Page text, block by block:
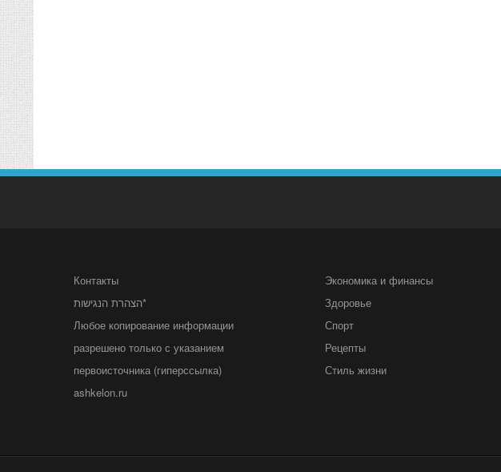
Контакты
הצהרת הנגישות*
Любое копирование информации
разрешено только с указанием
первоисточника (гиперссылка)
ashkelon.ru
Экономика и финансы
Здоровье
Спорт
Рецепты
Стиль жизни